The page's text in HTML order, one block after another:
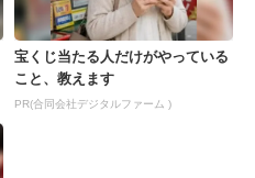
宝くじ当たる人だけがやっている
こと、教えます
PR(合同会社デジタルファーム )